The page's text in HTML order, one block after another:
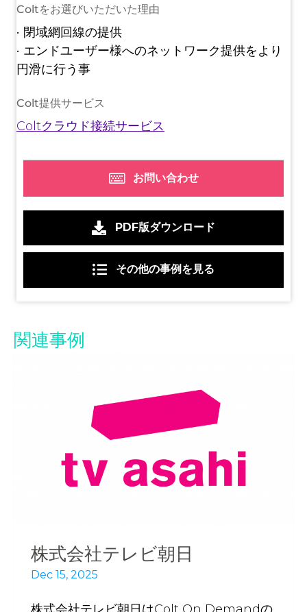
Coltをお選びいただいた理由
• 閉域網回線の提供
• エンドユーザー様へのネットワーク提供をより
円滑に行う事
Colt提供サービス
Coltクラウド接続サービス
お問い合わせ
PDF版ダウンロード
その他の事例を見る
関連事例
株式会社テレビ朝日
Dec 15, 2025